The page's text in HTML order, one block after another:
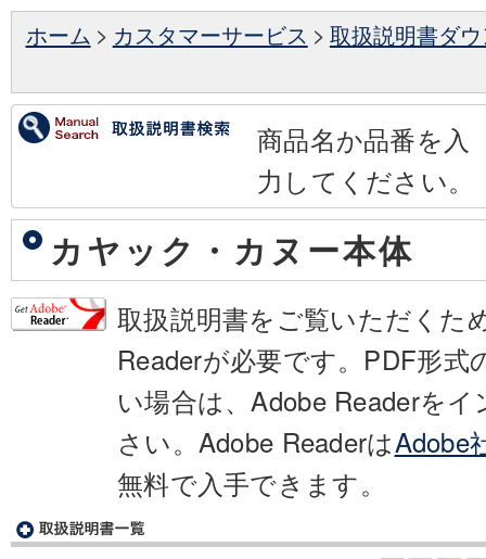
ホーム > カスタマーサービス > 取扱説明書ダ
商品名か品番を入
力してください。
カヤック・カヌー本体
取扱説明書をご覧いただくた
Readerが必要です。PDF形
い場合は、Adobe Readerを
さい。Adobe ReaderはAdobe
無料で入手できます。